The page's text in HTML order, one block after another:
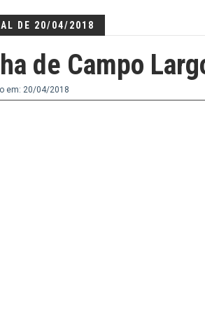
DE 20/04/2018
de Campo
em: 20/04/2018